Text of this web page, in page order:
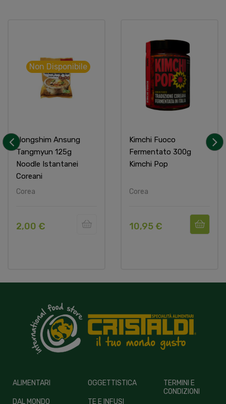
Nongshim Ansung
Tangmyun 125g
Noodle Istantanei
Coreani
Corea
Non Disponibile
2,00 €
Kimchi Fuoco
Fermentato 300g
Kimchi Pop
Corea
10,95 €
ALIMENTARI
DAL MONDO
OGGETTISTICA
TE E INFUSI
TERMINI E
CONDIZIONI